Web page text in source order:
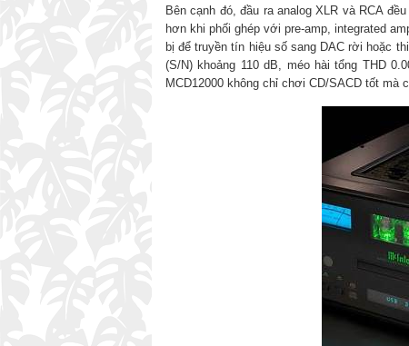
Bên cạnh đó, đầu ra analog XLR và RCA
hơn khi phối ghép với pre-amp, integrated
bị để truyền tín hiệu số sang DAC rời hoặc
(S/N) khoảng 110 dB, méo hài tổng THD
MCD12000 không chỉ chơi CD/SACD tốt mà